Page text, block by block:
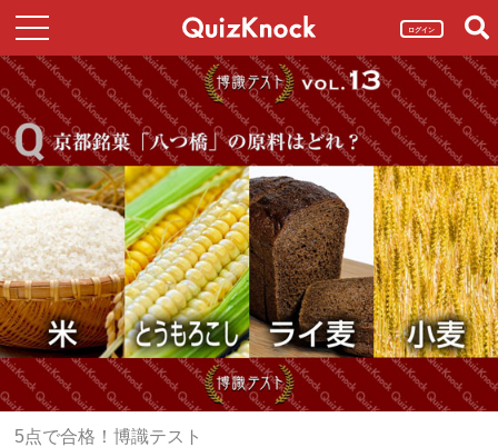
ログイン
5点で合格！博識テスト